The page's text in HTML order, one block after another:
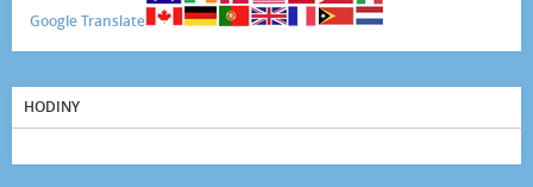
Google Translate
HODINY